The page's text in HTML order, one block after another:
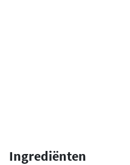
Ingrediënten